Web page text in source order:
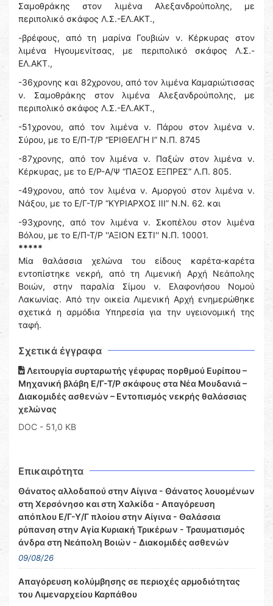
Σαμοθράκης στον λιμένα Αλεξανδρούπολης, με
περιπολικό σκάφος Λ.Σ.-ΕΛ.ΑΚΤ.,
-βρέφους, από τη μαρίνα Γουβιών ν. Κέρκυρας στον
λιμένα Ηγουμενίτσας, με περιπολικό σκάφος Λ.Σ.-
ΕΛ.ΑΚΤ.,
-36χρονης και 82χρονου, από τον λιμένα Καμαριώτισσας
ν. Σαμοθράκης στον λιμένα Αλεξανδρούπολης, με
περιπολικό σκάφος Λ.Σ.-ΕΛ.ΑΚΤ.,
-51χρονου, από τον λιμένα ν. Πάρου στον λιμένα ν.
Σύρου, με το Ε/Π-Τ/Ρ “ΕΡΙΘΕΛΓΗ Ι” Ν.Π. 8745
-87χρονης, από τον λιμένα ν. Παξών στον λιμένα ν.
Κέρκυρας, με το Ε/Ρ-Α/Ψ “ΠΑΞΟΣ ΕΞΠΡΕΣ” Λ.Π. 805.
-49χρονου, από τον λιμένα ν. Αμοργού στον λιμένα ν.
Νάξου, με το Ε/Γ-Τ/Ρ “ΚΥΡΙΑΡΧΟΣ ΙΙΙ” Ν.Ν. 62. και
-93χρονης, από τον λιμένα ν. Σκοπέλου στον λιμένα
Βόλου, με το Ε/Π-Τ/Ρ ''ΑΞΙΟΝ ΕΣΤΙ'' Ν.Π. 10001.
*****
Μία θαλάσσια χελώνα του είδους καρέτα-καρέτα
εντοπίστηκε νεκρή, από τη Λιμενική Αρχή Νεάπολης
Βοιών, στην παραλία Σίμου ν. Ελαφονήσου Νομού
Λακωνίας. Από την οικεία Λιμενική Αρχή ενημερώθηκε
σχετικά η αρμόδια Υπηρεσία για την υγειονομική της
ταφή.
Σχετικά έγγραφα
Λειτουργία συρταρωτής γέφυρας πορθμού Ευρίπου –
Μηχανική βλάβη Ε/Γ-Τ/Ρ σκάφους στα Νέα Μουδανιά –
Διακομιδές ασθενών – Εντοπισμός νεκρής θαλάσσιας
χελώνας
DOC - 51,0 KB
Επικαιρότητα
Θάνατος αλλοδαπού στην Αίγινα - Θάνατος λουομένων
στη Χερσόνησο και στη Χαλκίδα - Απαγόρευση
απόπλου Ε/Γ-Υ/Γ πλοίου στην Αίγινα - Θαλάσσια
ρύπανση στην Αγία Κυριακή Τρικέρων - Τραυματισμός
άνδρα στη Νεάπολη Βοιών - Διακομιδές ασθενών
09/08/26
Απαγόρευση κολύμβησης σε περιοχές αρμοδιότητας
του Λιμεναρχείου Καρπάθου